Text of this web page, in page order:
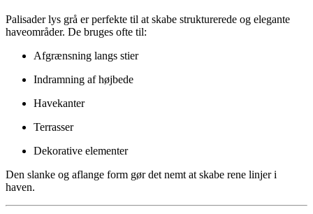
Palisader lys grå er perfekte til at skabe strukturerede og elegante
haveområder. De bruges ofte til:
Afgrænsning langs stier
Indramning af højbede
Havekanter
Terrasser
Dekorative elementer
Den slanke og aflange form gør det nemt at skabe rene linjer i
haven.